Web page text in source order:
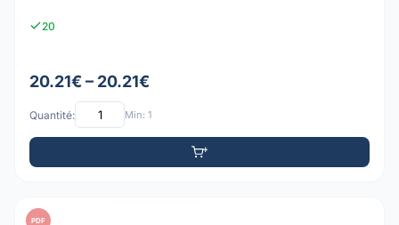
20
20.21€ – 20.21€
Quantité: Min: 1
PDF